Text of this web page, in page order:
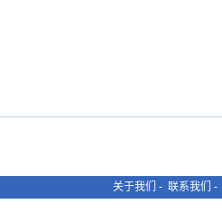
关于我们 - 联系我们 -